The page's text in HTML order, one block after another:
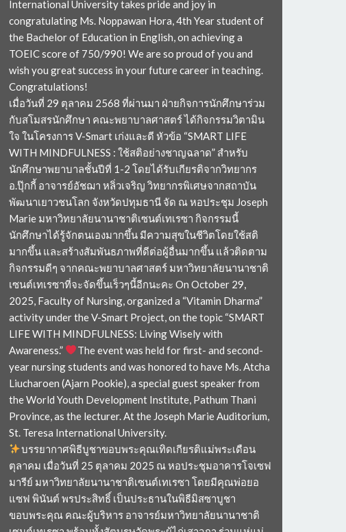
International University takes pride and joy in
congratulating Ms. Noppawan Hora, 4th Year student of
the Bachelor of Education in English, on achieving a
TOEIC score of 750/990! We are so proud of you and
wish you great success in your future career in teaching.
Congratulations!
เมื่อวันที่ 29 ตุลาคม 2568 ที่ผ่านมา ฝ่ายกิจการนักศึกษาร่วม
กับสโมสรนักศึกษา คณะพยาบาลศาสตร์ ได้กิจกรรมวิตามิน
ใจ ในโครงการ V-Smart เก่งและดี หัวข้อ “SMART LIFE
WITH MINDFULNESS : ใช้สติอย่างชาญฉลาด” สำหรับ
นักศึกษาพยาบาลชั้นปีที่ 1-2 โดยได้รับเกียรติจากวิทยากร
อ.ปุ๊กกี้ อาจารย์อัชฌา หลิ่วเจริญ วิทยากรพิเศษจากสถาบัน
พัฒนาเยาวชนโลก จังหวัดปทุมธานี จัด ณ หอประชุม Joseph
Marie มหาวิทยาลัยนานาชาติเซนต์เทเรซา กิจกรรมนี้
นักศึกษาได้รู้จักตนเองมากขึ้น มีความสุขในชีวิตโดยใช้สติ
มากขึ้น และสร้างสัมพันธภาพที่ดีต่อผู้อื่นมากขึ้น แล้วติดตาม
กิจกรรมดีๆ จากคณะพยาบาลศาสตร์ มหาวิทยาลัยนานาชาติ
เซนต์เทเรซาที่จะจัดขึ้นเร็วๆนี้อีกนะคะ On October 29,
2025, Faculty of Nursing, organized a “Vitamin Dharma”
activity under the V-Smart Project, on the topic “SMART
LIFE WITH MINDFULNESS: Living Wisely with
Awareness.”
The event was held for first- and second-
year nursing students and was honored to have Ms. Atcha
Liucharoen (Ajarn Pookie), a special guest speaker from
the World Youth Development Institute, Pathum Thani
Province, as the lecturer. At the Joseph Marie Auditorium,
St. Teresa International University.
บรรยากาศพิธีบูชาขอบพระคุณเทิดเกียรติแม่พระเดือน
ตุลาคม เมื่อวันที่ 25 ตุลาคม 2025 ณ หอประชุมอาคารโจเซฟ
มารีย์ มหาวิทยาลัยนานาชาติเซนต์เทเรซา โดยมีคุณพ่อยอ
แซฟ พินันต์ พรประสิทธิ์ เป็นประธานในพิธีมิสซาบูชา
ขอบพระคุณ คณะผู้บริหาร อาจารย์มหาวิทยาลัยนานาชาติ